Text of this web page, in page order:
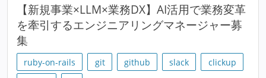
【新規事業×LLM×業務DX】AI活用で業務変革
を牽引するエンジニアリングマネージャー募
集
ruby-on-rails git github slack
clickup